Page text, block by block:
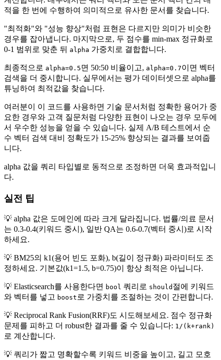
적을 한 번에 수행하여 의미적으로 유사한 문서를 찾습니다.
"최적화"와 "성능 향상"처럼 표현은 다르지만 의미가 비슷한
경우를 잡아냅니다. 마지막으로, 두 점수를 min-max 정규화로
0-1 범위로 맞춘 뒤 alpha 가중치로 결합합니다.
최종적으로 alpha=0.5 면 50:50 비율이고, alpha=0.7이면 벡터
검색을 더 중시합니다. 실무에서는 평가 데이터셋으로 alpha를
튜닝하여 최적값을 찾습니다.
여러분이 이 코드를 사용하면 기술 문서처럼 정확한 용어가 중
요한 경우와 고객 질문처럼 다양한 표현이 나오는 경우 모두에
서 우수한 성능을 얻을 수 있습니다. 실제 A/B 테스트에서 순
수 벡터 검색 대비 정확도가 15-25% 향상되는 결과를 보여줍
니다.
alpha 값을 쿼리 타입별로 동적으로 조정하면 더욱 효과적입니
다.
실전 팁
💡 alpha 값은 도메인에 따라 크게 달라집니다. 법률/의료 문서
는 0.3-0.4(키워드 중시), 일반 QA는 0.6-0.7(벡터 중시)로 시작
하세요.
💡 BM25의 k1(용어 빈도 포화), b(길이 정규화) 파라미터도 조
정하세요. 기본값(k1=1.5, b=0.75)이 항상 최적은 아닙니다.
💡 Elasticsearch를 사용한다면 bool 쿼리로 should 절에 키워드
와 벡터를 넣고 boost로 가중치를 조절하는 것이 간편합니다.
💡 Reciprocal Rank Fusion(RRF)도 시도해보세요. 점수 정규화
문제를 피하고 더 robust한 결과를 줄 수 있습니다: 1/(k+rank)
로 계산합니다.
💡 쿼리가 짧고 명확할수록 키워드 비중을 높이고, 길고 모호